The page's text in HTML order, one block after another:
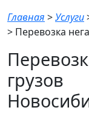
Главная >Услуги
> Перевозка
грузов